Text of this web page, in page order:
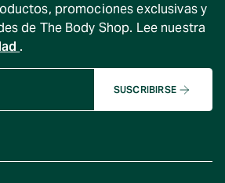
promociones exclusivas y
de The Body Shop. Lee nuestra
.
SUSCRIBIRSE